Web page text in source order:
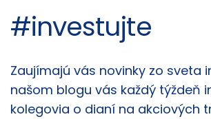
#investujte
Články
Zaujímajú vás novinky zo sveta
našom blogu vás každý týždeň
kolegovia o dianí na akciových